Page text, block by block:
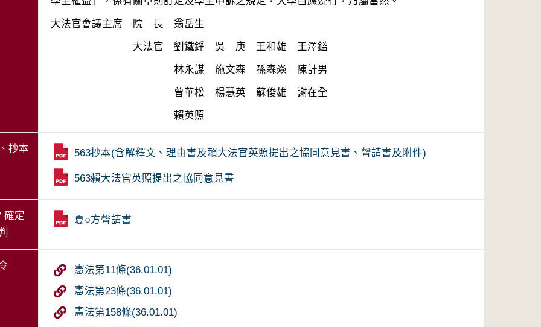
賴英照
抄本 563抄本(含解釋文、理由書及賴大法官英照提出之協同意見書、聲請書及附件)
563賴大法官英照提出之協同意見書
確定
夏○方聲請書
憲法第11條(36.01.01)
憲法第23條(36.01.01)
憲法第158條(36.01.01)